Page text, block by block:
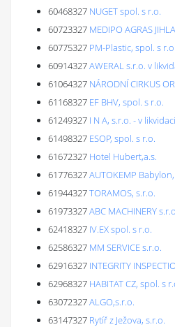
60468327 NUGET spol. s r.o.
60723327 MEDIPO AGRAS
60775327 PM-Plastic, spol. s r.o.
60914327AWERAL s.r.o. v
61064327 NÁRODNÍ CIRKUS
61168327 EF BHV, spol. s r.o.
61249327 I N A, s.r.o. - v likvidaci
61498327 ESOP, spol. s r.o.
61672327 Hotel Hubert,a.s.
61776327AUTOKEMP
61944327TORAMOS, s.r.o.
61973327ABC MACHINERY
62418327 IV.EX spol. s r.o.
62586327 MM SERVICE s.r.o.
62916327 INTEGRITY
62968327 HABITAT CZ, spol. s
63072327ALGO,s.r.o.
63147327 Rytíř z Ježova, s.r.o.